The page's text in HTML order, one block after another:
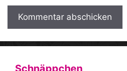
A
Schnäppchen